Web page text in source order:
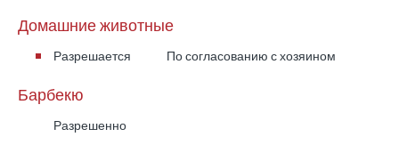
Домашние животные
Разрешается По согласованию с хозяином
Барбекю
Разрешенно